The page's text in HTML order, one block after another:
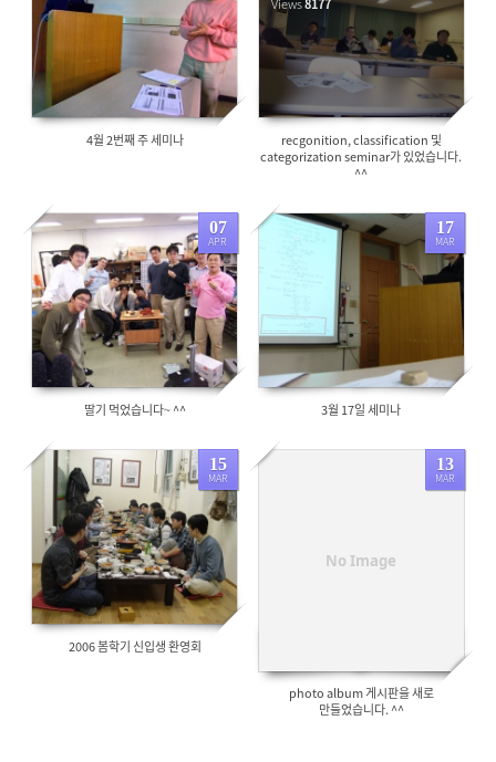
7644
4월 2번째 주 세미나
Views8177
recgonition, classification 및
categorization seminar가 있었습니다.
^^
07
APR
6450
딸기 먹었습니다~ ^^
17
MAR
3월 17일 세미나
15
MAR
9017
2006 봄학기 신입생 환영회
No Image
13
MAR
photo album 게시판을 새로
만들었습니다. ^^